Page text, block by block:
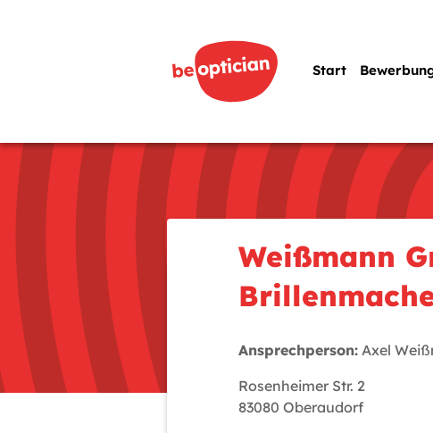
Start
Weißmann
Ansprechperson: Axel
Rosenheimer Str. 2
83080 Oberaudorf